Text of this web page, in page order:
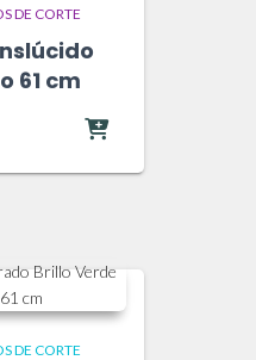
DE CORTE
61 cm
DE CORTE